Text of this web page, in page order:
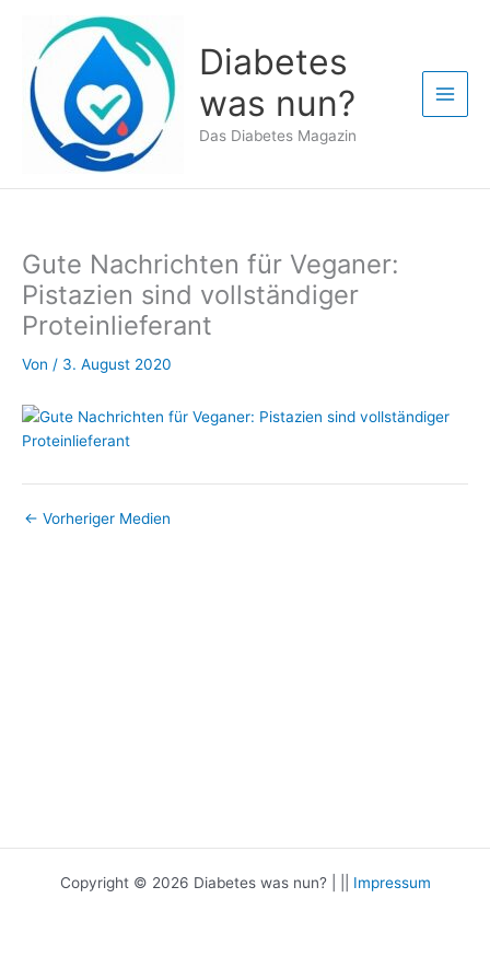
springen
Diabetes
was nun?
Das Diabetes Magazin
Gute Nachrichten für Veganer:
Pistazien sind vollständiger
Proteinlieferant
Von / 3. August 2020
← Vorheriger Medien
Copyright © 2026 Diabetes was nun? | || Impressum